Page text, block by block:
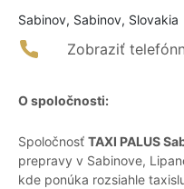
Sabinov, Sabinov, Slovakia
Zobraziť
O spoločnosti:
Spoločnosť TAXI PALUS
prepravy v Sabinove,
kde ponúka rozsiahle